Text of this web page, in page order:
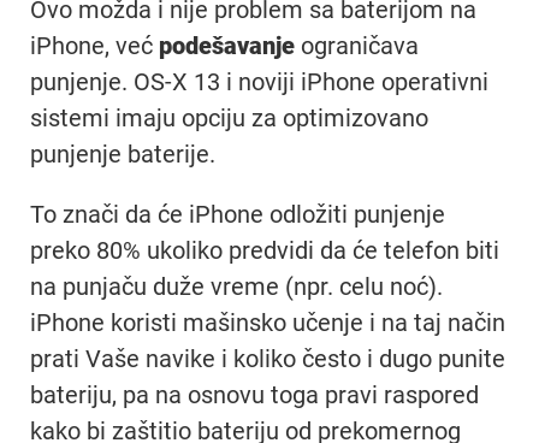
Ovo možda i nije problem sa baterijom na
iPhone, već podešavanje ograničava
punjenje. OS-X 13 i noviji iPhone operativni
sistemi imaju opciju za optimizovano
punjenje baterije.
To znači da će iPhone odložiti punjenje
preko 80% ukoliko predvidi da će telefon biti
na punjaču duže vreme (npr. celu noć).
iPhone koristi mašinsko učenje i na taj način
prati Vaše navike i koliko često i dugo punite
bateriju, pa na osnovu toga pravi raspored
kako bi zaštitio bateriju od prekomernog